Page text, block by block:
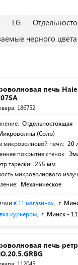
LG
черного цвета
печь
186752
Отдельностоящая
(Соло)
микроволновой печи: 20
покрытие стенок:
тарелки: 255 мм
микроволнового
Механическое
в 11 магазинах г.
курьером г. Минск -
печь